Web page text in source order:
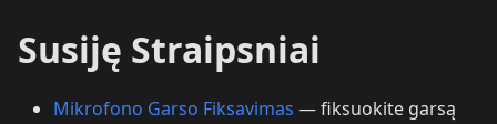
Susiję Straipsniai
Mikrofono Garso Fiksavimas — fiksuokite garsą